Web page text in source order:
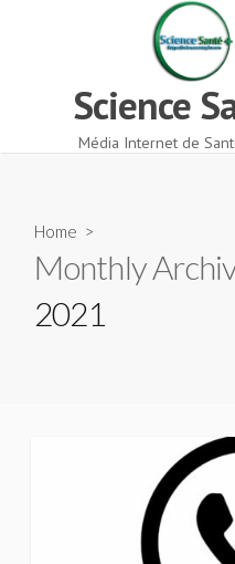
Science
Média Internet de
Home >
Monthly
2021